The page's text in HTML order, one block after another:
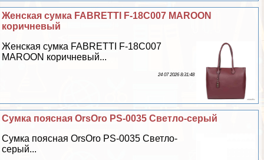
Женская сумка FABRETTI F-18C007 MAROON
коричневый
Женская сумка FABRETTI F-18C007
MAROON коричневый...
24 07 2026 8:31:48
Сумка поясная OrsOro PS-0035 Светло-серый
Сумка поясная OrsOro PS-0035 Светло-
серый...